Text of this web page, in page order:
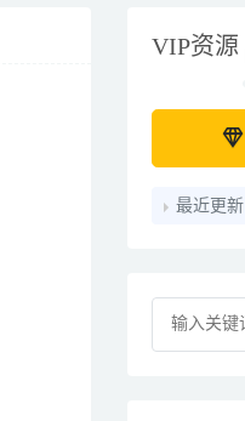
VIP资源
最近更新